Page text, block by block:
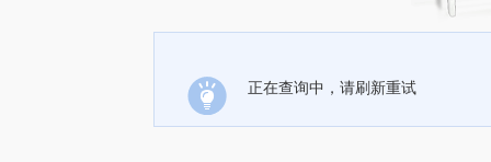
正在查询中，请刷新重试